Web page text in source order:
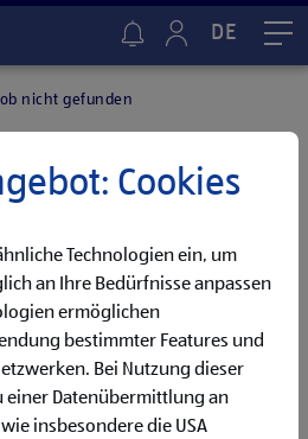
DE
Job nicht gefunden
Cookies
Technologien ein, um
an Ihre Bedürfnisse anpassen
ermöglichen
bestimmter Features und
Bei Nutzung dieser
einer Datenübermittlung an
insbesondere die USA